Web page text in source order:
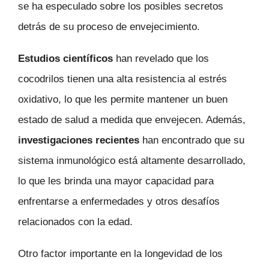
se ha especulado sobre los posibles secretos
detrás de su proceso de envejecimiento.
Estudios científicos han revelado que los
cocodrilos tienen una alta resistencia al estrés
oxidativo, lo que les permite mantener un buen
estado de salud a medida que envejecen. Además,
investigaciones recientes han encontrado que su
sistema inmunológico está altamente desarrollado,
lo que les brinda una mayor capacidad para
enfrentarse a enfermedades y otros desafíos
relacionados con la edad.
Otro factor importante en la longevidad de los